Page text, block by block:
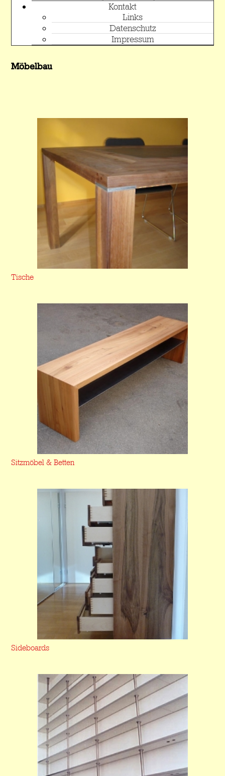
Kontakt
Links
Datenschutz
Impressum
Möbelbau
Tische
Sitzmöbel & Betten
Sideboards